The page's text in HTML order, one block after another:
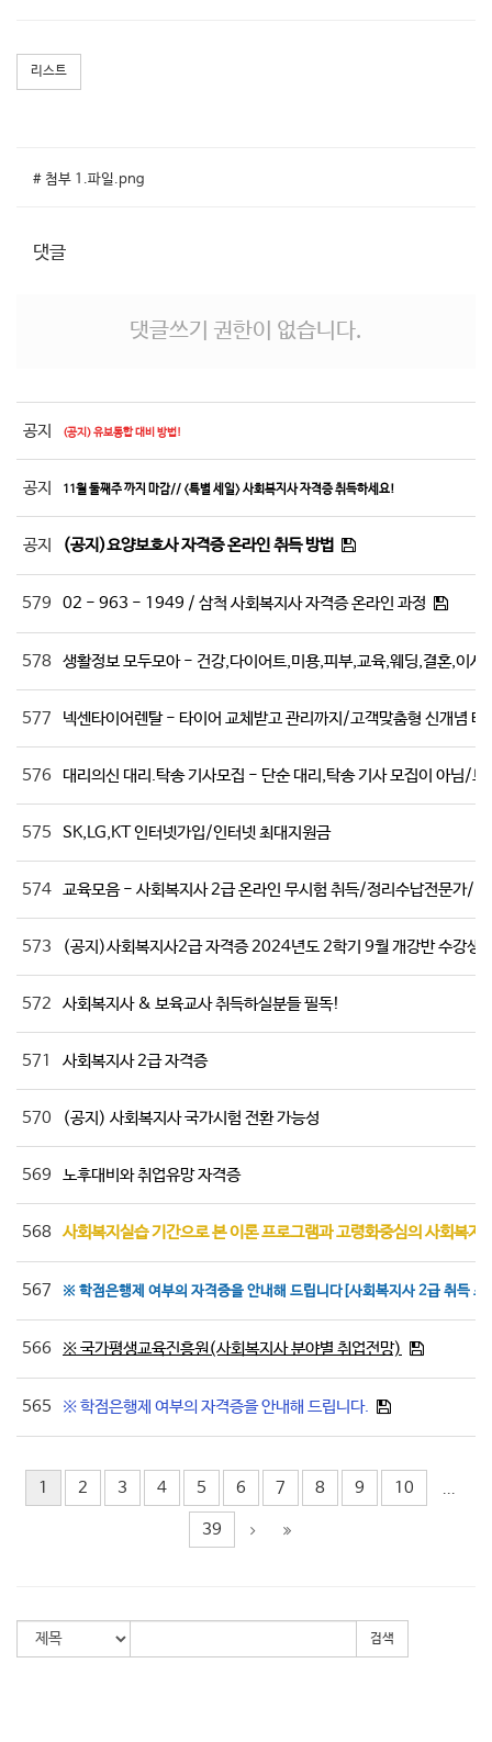
리스트
# 첨부 1.파일.png
댓글
댓글쓰기 권한이 없습니다.
공지 (공지) 유보통합 대비 방법!
공지 11월 둘째주 까지 마감// <특별 세일> 사회복지사 자격증 취득하세요!
공지 (공지)요양보호사 자격증 온라인 취득 방법
579 02 - 963 - 1949 / 삼척 사회복지사 자격증 온라인 과정
578 생활정보 모두모아 - 건강,다이어트,미용,피부,교육,웨딩,결혼,이사
577 넥센타이어렌탈 - 타이어 교체받고 관리까지/고객맞춤형 신개념 타
576 대리의신 대리.탁송 기사모집 - 단순 대리,탁송 기사 모집이 아님/
575 SK,LG,KT 인터넷가입/인터넷 최대지원금
574 교육모음 - 사회복지사 2급 온라인 무시험 취득/정리수납전문가/
573 (공지)사회복지사2급 자격증 2024년도 2학기 9월 개강반 수강생
572 사회복지사 & 보육교사 취득하실분들 필독!
571 사회복지사 2급 자격증
570 (공지) 사회복지사 국가시험 전환 가능성
569 노후대비와 취업유망 자격증
568 사회복지실습 기간으로 본 이론 프로그램과 고령화중심의 사회복
567 ※ 학점은행제 여부의 자격증을 안내해 드립니다[사회복지사 2급 취득 조
566 ※ 국가평생교육진흥원(사회복지사 분야별 취업전망)
565 ※ 학점은행제 여부의 자격증을 안내해 드립니다.
1 2 3 4 5 6 7 8 9 10 ...
39
검색